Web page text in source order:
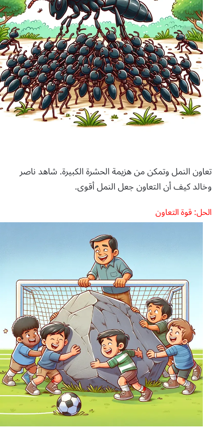
تعاون النمل وتمكن من هزيمة الحشرة الكبيرة. شاهد ناصر
وخالد كيف أن التعاون جعل النمل أقوى.
الحل: قوة التعاون